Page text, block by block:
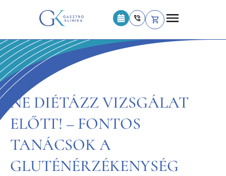
NE DIÉTÁZZ VIZSGÁLAT
ELŐTT! – FONTOS
TANÁCSOK A
GLUTÉNÉRZÉKENYSÉG